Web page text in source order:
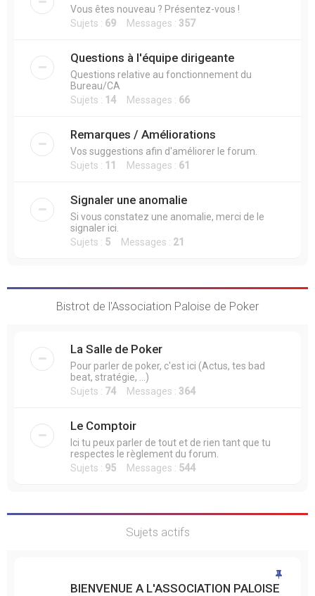
Vous êtes nouveau ? Présentez-vous !
Sujets : 69 Messages : 357
Questions à l'équipe dirigeante
Questions relative au fonctionnement du
Bureau/CA
Sujets : 14 Messages : 66
Remarques / Améliorations
Vos suggestions afin d'améliorer le forum.
Sujets : 11 Messages : 61
Signaler une anomalie
Si vous constatez une anomalie, merci de le
signaler ici.
Sujets : 5 Messages : 21
Bistrot de l'Association Paloise de Poker
La Salle de Poker
Pour parler de poker, c'est ici (Actus, tes bad
beat, stratégie, ...)
Sujets : 74 Messages : 364
Le Comptoir
Ici tu peux parler de tout et de rien tant que tu
respectes le règlement du forum.
Sujets : 95 Messages : 544
Sujets actifs
BIENVENUE A L'ASSOCIATION PALOISE